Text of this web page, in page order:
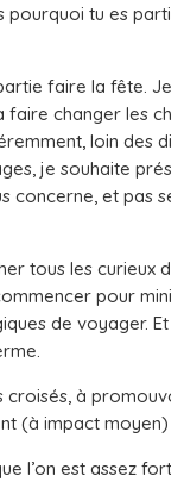
pourquoi tu es
faire la fête.
faire changer les
loin des
je souhaite
concerne, et pas
tous les curieux
pour
de voyager.
à
(à impact moyen)
l’on est assez